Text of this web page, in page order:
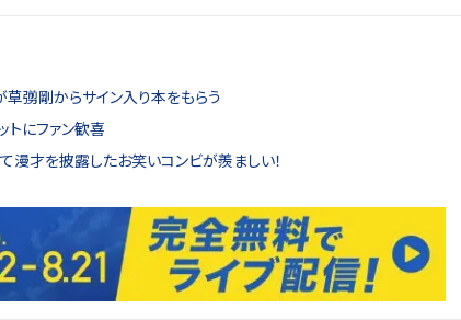
草彅剛からサイン入り本をもらう
トにファン歓喜
漫才を披露したお笑いコンビが羨ましい！